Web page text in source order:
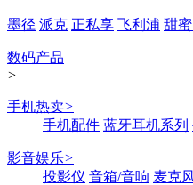
墨径 派克 正私享 飞利浦 甜
数码产品
>
手机热卖>
手机配件 蓝牙耳机系列
影音娱乐>
投影仪 音箱/音响 麦克